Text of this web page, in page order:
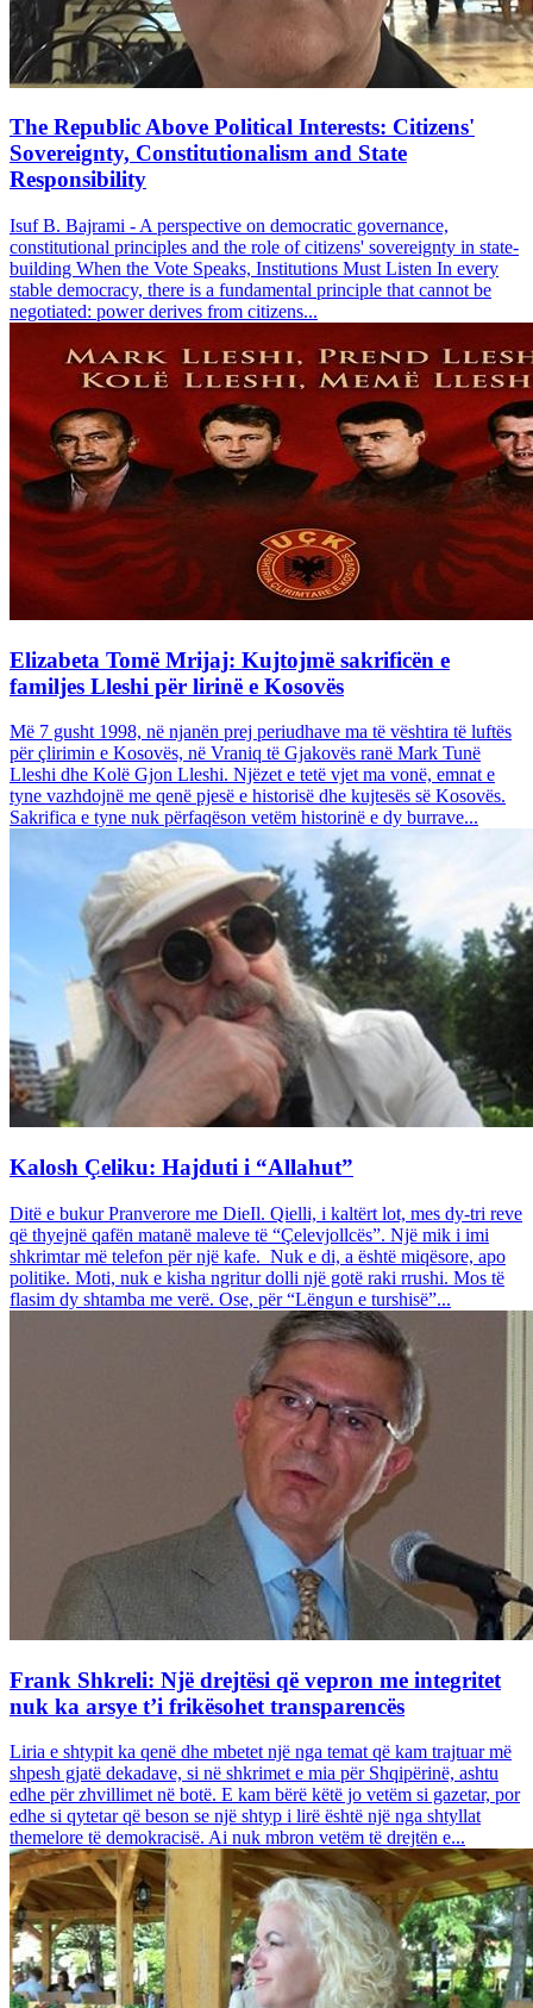
The Republic Above Political Interests: Citizens'
Sovereignty, Constitutionalism and State
Responsibility
Isuf B. Bajrami - A perspective on democratic governance,
constitutional principles and the role of citizens' sovereignty in state-
building When the Vote Speaks, Institutions Must Listen In every
stable democracy, there is a fundamental principle that cannot be
negotiated: power derives from citizens...
Elizabeta Tomë Mrijaj: Kujtojmë sakrificën e
familjes Lleshi për lirinë e Kosovës
Më 7 gusht 1998, në njanën prej periudhave ma të vështira të luftës
për çlirimin e Kosovës, në Vraniq të Gjakovës ranë Mark Tunë
Lleshi dhe Kolë Gjon Lleshi. Njëzet e tetë vjet ma vonë, emnat e
tyne vazhdojnë me qenë pjesë e historisë dhe kujtesës së Kosovës.
Sakrifica e tyne nuk përfaqëson vetëm historinë e dy burrave...
Kalosh Çeliku: Hajduti i “Allahut”
Ditë e bukur Pranverore me DieIl. Qielli, i kaltërt lot, mes dy-tri reve
që thyejnë qafën matanë maleve të “Çelevjollcës”. Një mik i imi
shkrimtar më telefon për një kafe. Nuk e di, a është miqësore, apo
politike. Moti, nuk e kisha ngritur dolli një gotë raki rrushi. Mos të
flasim dy shtamba me verë. Ose, për “Lëngun e turshisë”...
Frank Shkreli: Një drejtësi që vepron me integritet
nuk ka arsye t’i frikësohet transparencës
Liria e shtypit ka qenë dhe mbetet një nga temat që kam trajtuar më
shpesh gjatë dekadave, si në shkrimet e mia për Shqipërinë, ashtu
edhe për zhvillimet në botë. E kam bërë këtë jo vetëm si gazetar, por
edhe si qytetar që beson se një shtyp i lirë është një nga shtyllat
themelore të demokracisë. Ai nuk mbron vetëm të drejtën e...